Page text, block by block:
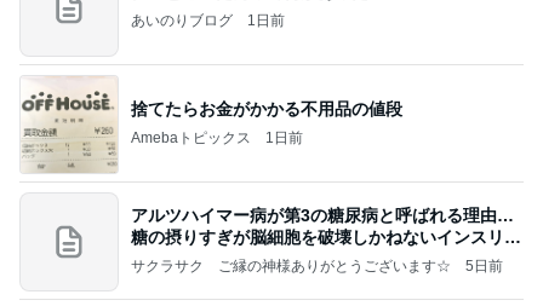
あいのりブログ 1日前
捨てたらお金がかかる不用品の値段
Amebaトピックス 1日前
アルツハイマー病が第3の糖尿病と呼ばれる理由…
糖の摂りすぎが脳細胞を破壊しかねないインスリン
の恐
サクラサク ご縁の神様ありがとうございます☆ 5日前